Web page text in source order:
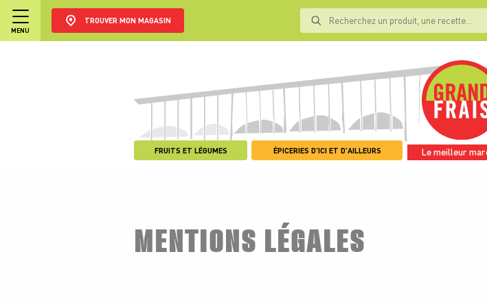
MENU
TROUVER MON MAGASIN
FRUITS ET LÉGUMES ÉPICERIES D'ICI ET D'AILLEURS Le meilleur
MENTIONS LÉGALES